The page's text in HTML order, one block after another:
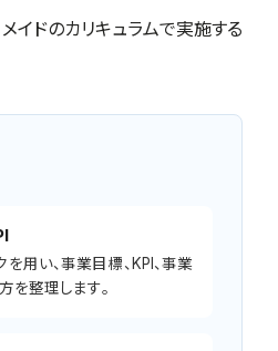
イドのカリキュラムで実施する
用い、事業目標、KPI、事業
を整理します。